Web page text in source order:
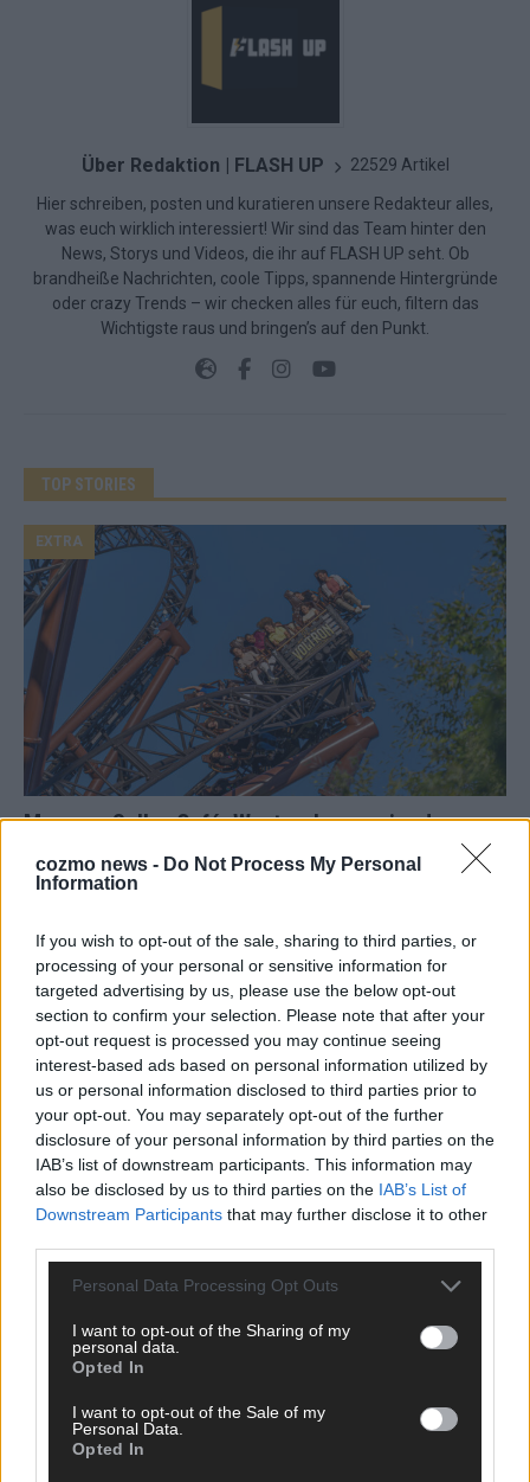
cozmo news - Do Not Process My Personal
Information
If you wish to opt-out of the sale, sharing to third parties, or
processing of your personal or sensitive information for
targeted advertising by us, please use the below opt-out
section to confirm your selection. Please note that after your
opt-out request is processed you may continue seeing
interest-based ads based on personal information utilized by
us or personal information disclosed to third parties prior to
your opt-out. You may separately opt-out of the further
disclosure of your personal information by third parties on the
IAB’s list of downstream participants. This information may
also be disclosed by us to third parties on the IAB’s List of
Downstream Participants that may further disclose it to other
Personal Data Processing Opt Outs
I want to opt-out of the Sharing of my
personal data.
Opted In
I want to opt-out of the Sale of my
Personal Data.
Opted In
Über Redaktion | FLASH UP 22529 Artikel
Hier schreiben, posten und kuratieren unsere Redakteur alles,
was euch wirklich interessiert! Wir sind das Team hinter den
News, Storys und Videos, die ihr auf FLASH UP seht. Ob
brandheiße Nachrichten, coole Tipps, spannende Hintergründe
oder crazy Trends – wir checken alles für euch, filtern das
Wichtigste raus und bringen’s auf den Punkt.
TOP STORIES
Monaco, Sallys Café, Westernbrauerei – der
Europa-Park 2026 macht vieles neu
EXTRA
Juni 2026
DARA gewinnt verdient, Israel beunruhigend –
unser Kommentar zum ESC 2026
KOMMENTAR
KOMMENTAR
ESC-Finale morgen: Finnland Favorit, Australien
aufgestiegen – alle 25 Acts im Kurzcheck
Mai 2026